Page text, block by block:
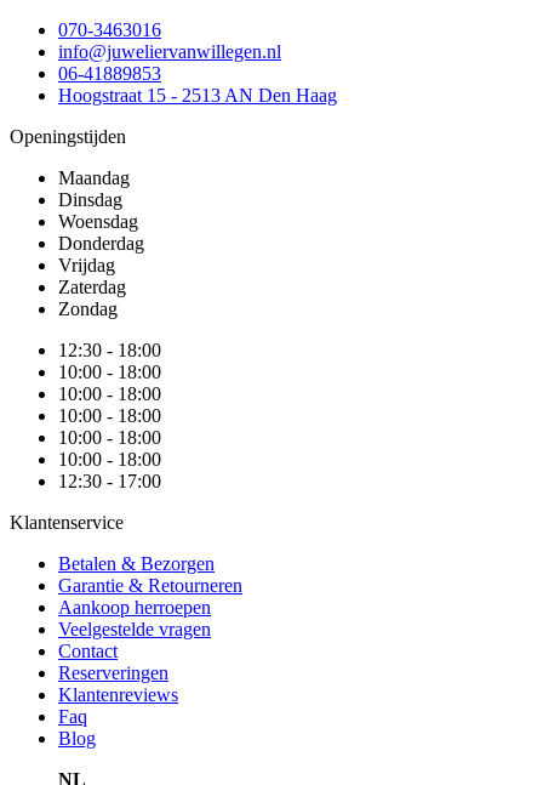
070-3463016
info@juweliervanwillegen.nl
06-41889853
Hoogstraat 15 - 2513 AN Den Haag
Openingstijden
Maandag
Dinsdag
Woensdag
Donderdag
Vrijdag
Zaterdag
Zondag
12:30 - 18:00
10:00 - 18:00
10:00 - 18:00
10:00 - 18:00
10:00 - 18:00
10:00 - 18:00
12:30 - 17:00
Klantenservice
Betalen & Bezorgen
Garantie & Retourneren
Aankoop herroepen
Veelgestelde vragen
Contact
Reserveringen
Klantenreviews
Faq
Blog
NL